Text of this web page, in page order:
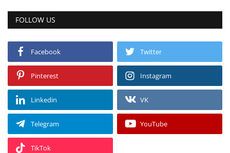
FOLLOW US
Facebook Twitter
Pinterest Instagram
Linkedin VK
Telegram YouTube
TikTok